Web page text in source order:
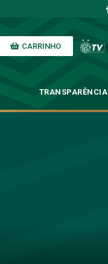
CARRINHO
TRANSPARÊNCIA